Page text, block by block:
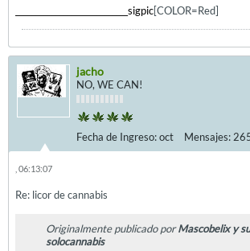
____________________________sigpic[COLOR=Red]
jacho
NO, WE CAN!
Fecha de Ingreso:oct Mensajes:
, 06:13:07
Re: licor de cannabis
Originalmente publicado porMascobelix y
solocannabis